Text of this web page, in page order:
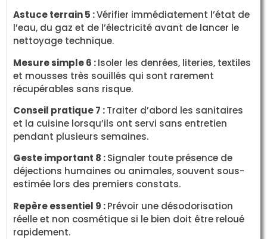
Astuce terrain 5 :Vérifier immédiatement l’état de
l’eau, du gaz et de l’électricité avant de lancer le
nettoyage technique.
Mesure simple 6 :Isoler les denrées, literies, textiles
et mousses très souillés qui sont rarement
récupérables sans risque.
Conseil pratique 7 :Traiter d’abord les sanitaires
et la cuisine lorsqu’ils ont servi sans entretien
pendant plusieurs semaines.
Geste important 8 :Signaler toute présence de
déjections humaines ou animales, souvent sous-
estimée lors des premiers constats.
Repère essentiel 9 :Prévoir une désodorisation
réelle et non cosmétique si le bien doit être reloué
rapidement.